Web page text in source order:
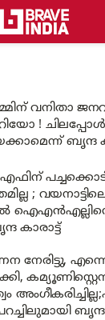
വനിതാ
!
ബൃന്ദ
;
കാരാട്ട്
എന്നെ
ബൃന്ദ